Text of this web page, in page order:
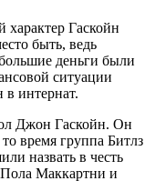
Гаскойн
быть, ведь
деньги были
ситуации
в интернат.
Джон Гаскойн. Он
время группа Битлз
назвать в честь
Маккартни и